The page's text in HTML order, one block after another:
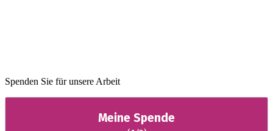
Spenden Sie für unsere Arbeit